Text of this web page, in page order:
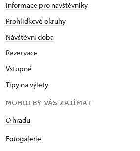
Informace pro návštěvníky
Prohlídkové okruhy
Návštěvní doba
Rezervace
Vstupné
Tipy na výlety
MOHLO BY VÁS ZAJÍMAT
O hradu
Fotogalerie